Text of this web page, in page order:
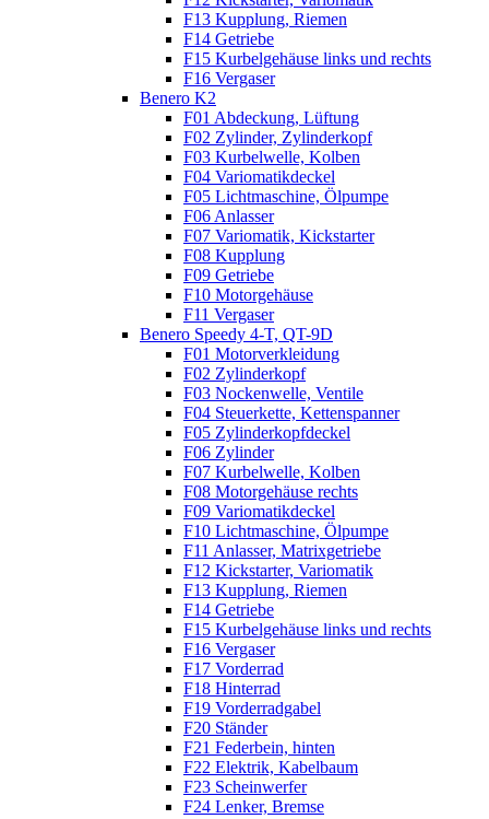
F13 Kupplung, Riemen
F14 Getriebe
F15 Kurbelgehäuse links und rechts
F16 Vergaser
Benero K2
F01 Abdeckung, Lüftung
F02 Zylinder, Zylinderkopf
F03 Kurbelwelle, Kolben
F04 Variomatikdeckel
F05 Lichtmaschine, Ölpumpe
F06 Anlasser
F07 Variomatik, Kickstarter
F08 Kupplung
F09 Getriebe
F10 Motorgehäuse
F11 Vergaser
Benero Speedy 4-T, QT-9D
F01 Motorverkleidung
F02 Zylinderkopf
F03 Nockenwelle, Ventile
F04 Steuerkette, Kettenspanner
F05 Zylinderkopfdeckel
F06 Zylinder
F07 Kurbelwelle, Kolben
F08 Motorgehäuse rechts
F09 Variomatikdeckel
F10 Lichtmaschine, Ölpumpe
F11 Anlasser, Matrixgetriebe
F12 Kickstarter, Variomatik
F13 Kupplung, Riemen
F14 Getriebe
F15 Kurbelgehäuse links und rechts
F16 Vergaser
F17 Vorderrad
F18 Hinterrad
F19 Vorderradgabel
F20 Ständer
F21 Federbein, hinten
F22 Elektrik, Kabelbaum
F23 Scheinwerfer
F24 Lenker, Bremse